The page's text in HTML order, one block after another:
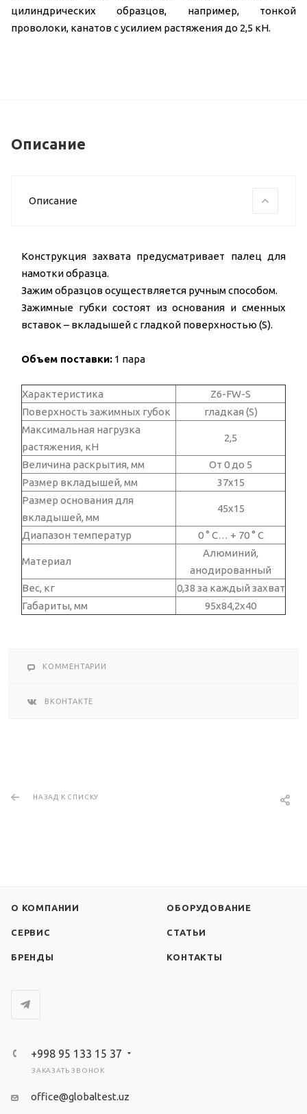
цилиндрических образцов, например, тонкой
проволоки, канатов с усилием растяжения до 2,5 кН.
Описание
Описание
Конструкция захвата предусматривает палец для
намотки образца.
Зажим образцов осуществляется ручным способом.
Зажимные губки состоят из основания и сменных
вставок – вкладышей с гладкой поверхностью (S).
Объем поставки: 1 пара
Характеристика
Z6-FW-S
Поверхность зажимных губок
гладкая (S)
Максимальная нагрузка
растяжения, кН
2,5
Величина раскрытия, мм
От 0 до 5
Размер вкладышей, мм
37х15
Размер основания для
вкладышей, мм
45х15
Диапазон температур 0 ° C… + 70 ° C
Материал
Алюминий,
анодированный
Вес, кг
0,38 за каждый захват
Габариты, мм
95х84,2х40
КОММЕНТАРИИ
ВКОНТАКТЕ
НАЗАД К СПИСКУ
О КОМПАНИИ ОБОРУДОВАНИЕ
СЕРВИС СТАТЬИ
БРЕНДЫ КОНТАКТЫ
+998 95 133 15 37
ЗАКАЗАТЬ ЗВОНОК
office@globaltest.uz